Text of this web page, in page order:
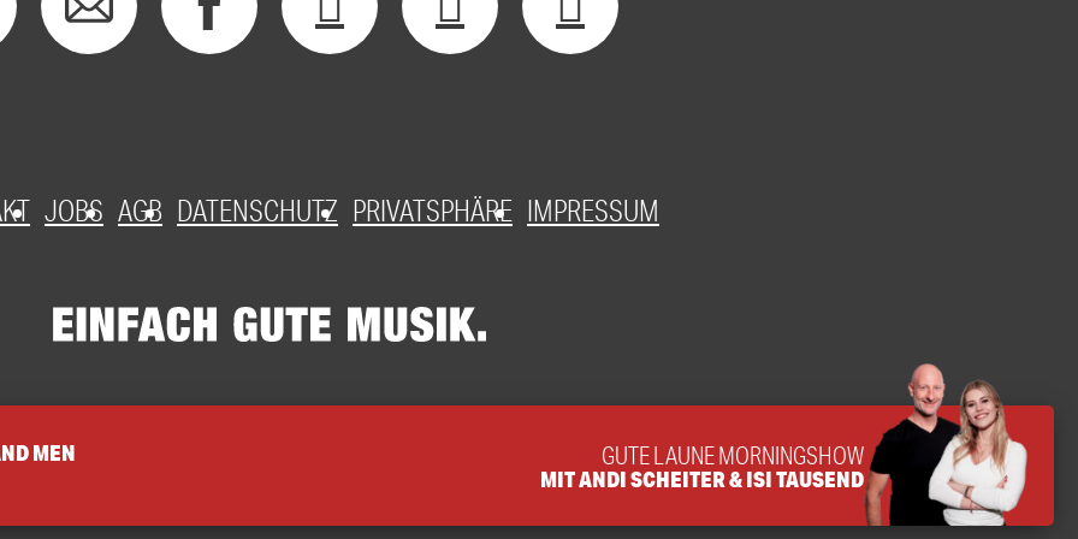
JOBS AGB DATENSCHUTZ PRIVATSPHÄRE IMPRESSUM
MEN
GUTE LAUNE MORNINGSHOW
MIT ANDI SCHEITER & ISI TAUSEND